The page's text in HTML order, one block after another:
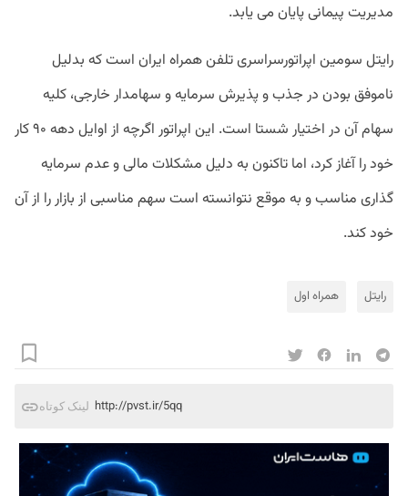
مدیریت پیمانیپایان مییابد.
رایتل سومین اپراتورسراسریتلفنهمراه ایران استکه بدلیل
ناموفق بودن در جذبوپذیرش سرمایهو سهامدار خارجی، کلیه
سهامآن در اختیار شستا است. این اپراتور اگرچه از اوایل دهه ۹۰کار
خودرا آغازکرد، اما تاکنون به دلیل مشکلات مالیوعدم سرمایه
گذاری مناسبو به موقع نتوانسته است سهم مناسبی از بازاررا ازآن
خودکند.
رایتل همراه اول
لینک کوتاه http://pvst.ir/5qq